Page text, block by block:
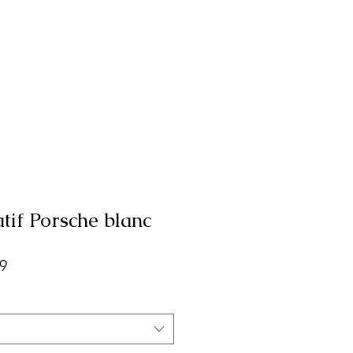
Porsche blanc
Sale